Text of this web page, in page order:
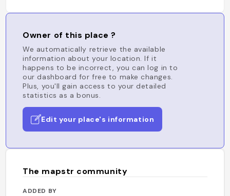
Owner of this place ?
We automatically retrieve the available
information about your location. If it
happens to be incorrect, you can log in to
our dashboard for free to make changes.
Plus, you'll gain access to your detailed
statistics as a bonus.
Edit your place's information
The mapstr community
ADDED BY